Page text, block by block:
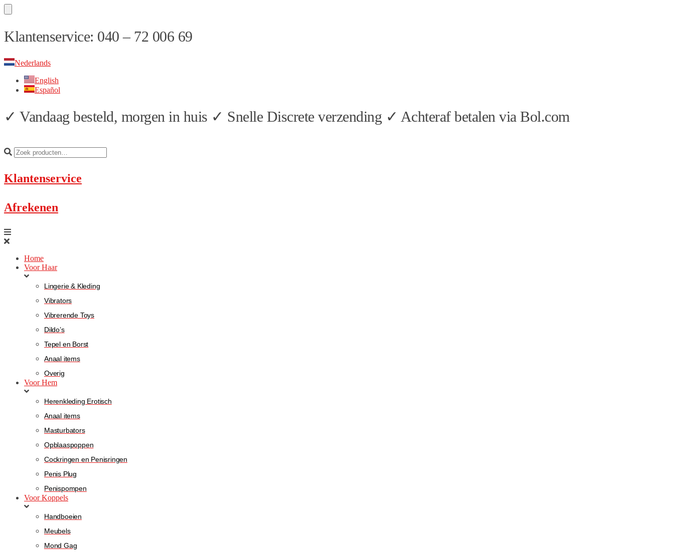
Skip
to
Skip
to
Klantenservice: 040 – 72 006 69
Nederlands
English
Español
✓ Vandaag besteld, morgen in huis ✓ Snelle Discrete verzending ✓ Achteraf betalen via Bol.com
Klantenservice
Afrekenen
Home
Voor Haar
Lingerie & Kleding
Vibrators
Vibrerende Toys
Dildo’s
Tepel en Borst
Anaal items
Overig
Voor Hem
Herenkleding Erotisch
Anaal items
Masturbators
Opblaaspoppen
Cockringen en Penisringen
Penis Plug
Penispompen
Voor Koppels
Handboeien
Meubels
Mond Gag